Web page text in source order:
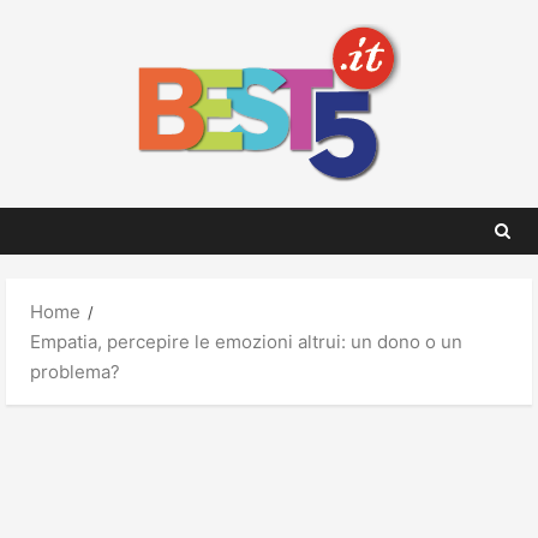
Home
Empatia, percepire le emozioni altrui: un dono o un
problema?